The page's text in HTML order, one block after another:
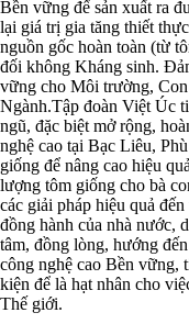
Bền vững để sản xuất ra
lại giá trị gia tăng thiết
nguồn gốc hoàn toàn (từ
đối không Kháng sinh.
vững cho Môi trường,
Ngành.Tập đoàn Việt Úc
ngũ, đặc biệt mở rộng,
nghệ cao tại Bạc Liêu,
giống để nâng cao hiệu
lượng tôm giống cho bà
các giải pháp hiệu quả
đồng hành của nhà nước,
tâm, đồng lòng, hướng
công nghệ cao Bền vững,
kiện để là hạt nhân cho
Thế giới.